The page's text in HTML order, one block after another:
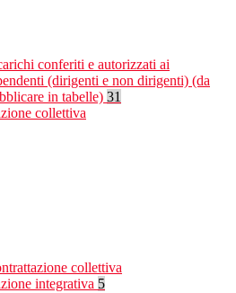
conferiti e autorizzati ai
(dirigenti e non dirigenti) (da
in tabelle) 31
collettiva
collettiva
integrativa 5